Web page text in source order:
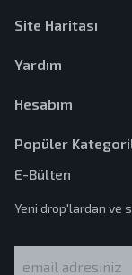
Site Haritası
Yardım
Hesabım
Popüler
E-Bülten
Yeni drop'lardan ve